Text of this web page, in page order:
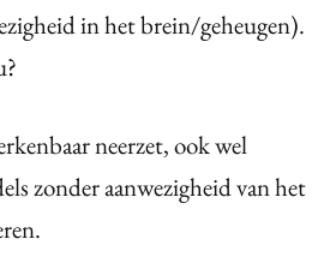
in het brein/geheugen).
neerzet, ook wel
zonder aanwezigheid van het